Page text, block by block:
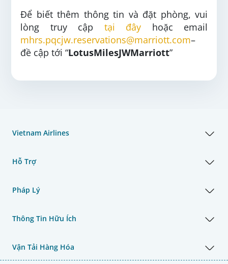
Để biết thêm thông tin và đặt phòng, vui
lòng truy cập tại đây hoặc email
mhrs.pqcjw.reservations@marriott.com–
đề cập tới “LotusMilesJWMarriott”
Vietnam Airlines
Hỗ Trợ
Pháp Lý
Thông Tin Hữu Ích
Vận Tải Hàng Hóa